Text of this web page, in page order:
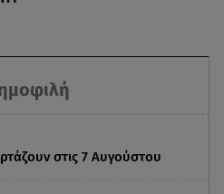
στις 7 Αυγούστου